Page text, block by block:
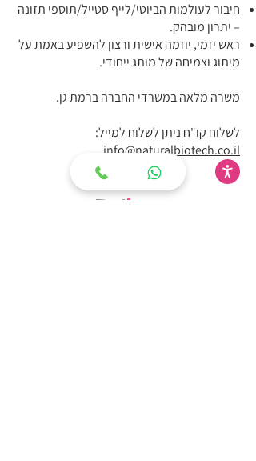
חיבור לעולמות הביוטי/לייף סטייל/תוספי תזונה
– יתרון מובהק.
ראש יזמי, יוזמה אישית ורצון להשפיע באמת על
מיתוג וצמיחה של מותג ייחודי.
משרה מלאה במשרדי החברה ברמת גן.
לשלוח קו"ח ניתן לשלוח למייל:
info@naturalbiotech.co.il
EatLess